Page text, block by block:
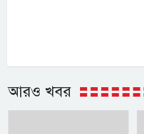
আরও খবর